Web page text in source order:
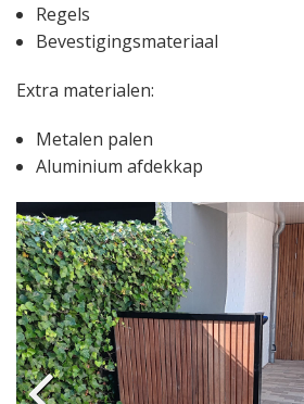
Regels
Bevestigingsmateriaal
Extra materialen:
Metalen palen
Aluminium afdekkap